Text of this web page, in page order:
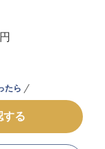
様へ
円
たら
する